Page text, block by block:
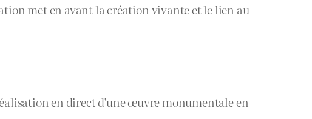
met en avant la création vivante et le lien au
en direct d’une œuvre monumentale en